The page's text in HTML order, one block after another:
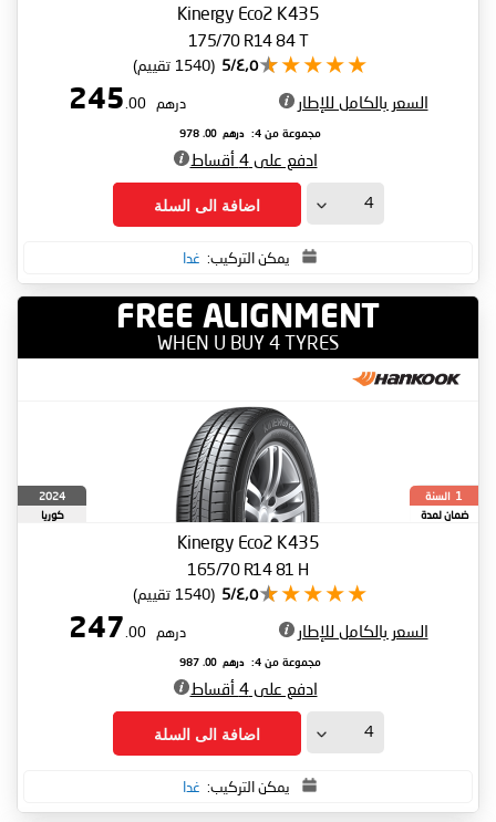
Kinergy Eco2 K435
175/70 R14 84 T
٤٫٥/5 (1540 تقييم)
السعر بالكامل للإطار درهم 245
.00
مجموعة من 4: درهم 978
.00
ادفع على 4 أقساط
اضافة الى السلة
يمكن التركيب: غدا
FREE ALIGNMENT
WHEN U BUY 4 TYRES
1 السنة
ضمان لمدة
2024
كوريا
Kinergy Eco2 K435
165/70 R14 81 H
٤٫٥/5 (1540 تقييم)
السعر بالكامل للإطار درهم 247
.00
مجموعة من 4: درهم 987
.00
ادفع على 4 أقساط
اضافة الى السلة
يمكن التركيب: غدا